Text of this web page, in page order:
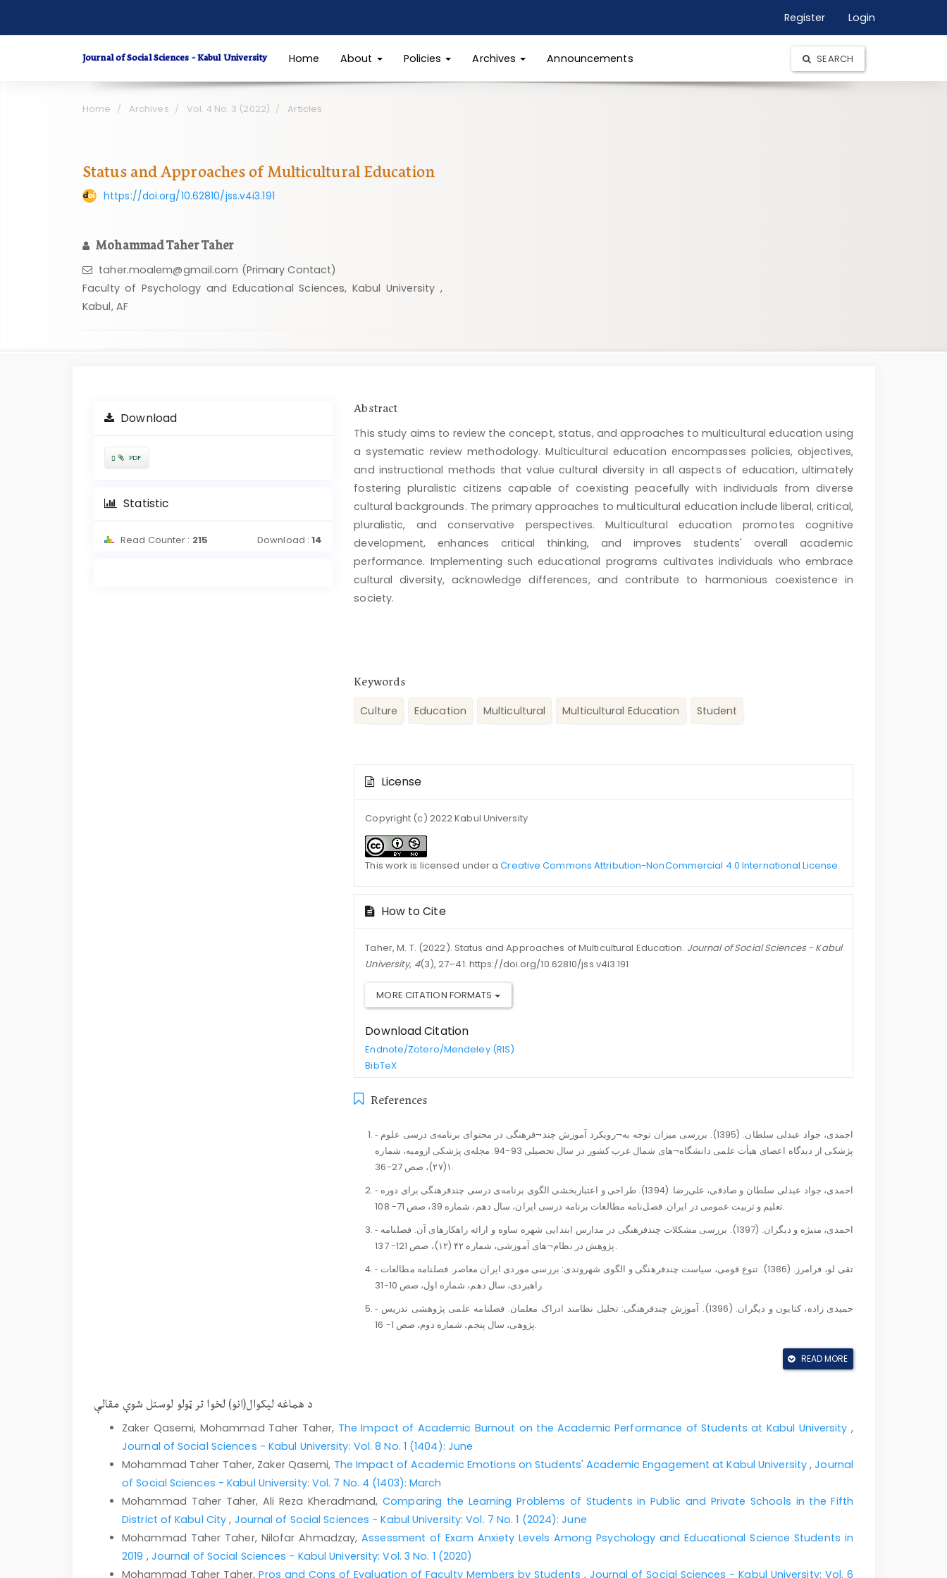
Register Login
Journal of Social Sciences - Kabul University Home About Policies Archives Announcements SEARCH
Home Archives Vol. 4 No. 3 (2022) Articles
Status and Approaches of Multicultural Education
https://doi.org/10.62810/jss.v4i3.191
Mohammad Taher Taher
taher.moalem@gmail.com (Primary Contact)
Faculty of Psychology and Educational Sciences, Kabul University ,
Kabul, AF
SidebarDownload
Requires
PDF
Statistic
Read Counter : 215 Download :14
Main
Article
Content
Abstract
This study aims to review the concept, status, and approaches to multicultural education using
a systematic review methodology. Multicultural education encompasses policies, objectives,
and instructional methods that value cultural diversity in all aspects of education, ultimately
fostering pluralistic citizens capable of coexisting peacefully with individuals from diverse
cultural backgrounds. The primary approaches to multicultural education include liberal, critical,
pluralistic, and conservative perspectives. Multicultural education promotes cognitive
development, enhances critical thinking, and improves students' overall academic
performance. Implementing such educational programs cultivates individuals who embrace
cultural diversity, acknowledge differences, and contribute to harmonious coexistence in
society.
Keywords
Culture Education Multicultural Multicultural Education Student
Article
DetailsLicense
Copyright (c) 2022 Kabul University
This work is licensed under aCreative Commons Attribution-NonCommercial 4.0 International License.
How to Cite
Taher, M. T. (2022). Status and Approaches of Multicultural Education. Journal of Social Sciences - Kabul
University, 4(3), 27–41. https://doi.org/10.62810/jss.v4i3.191
MORE CITATION FORMATS
Download Citation
Endnote/Zotero/Mendeley (RIS)
BibTeX
References
‐ احمدی، جواد عبدلی سلطان. (1395). بررسی میزان توجه به¬رویکرد آموزش چند¬فرهنگی در محتوای برنامه‌ی درسی علوم
پژشکی از دیدگاه اعضای هیأت علمی دانشگاه¬های شمال غرب کشور در سال تحصیلی 93-94. مجله‌ی پژشکی ارومیه، شماره
۱(۲۷)، صص 27-36.
‐ احمدی، جواد عبدلی سلطان و صادقی، علی‌رضا. (1394). طراحی و اعتباربخشی الگوی برنامه‌ی درسی چندفرهنگی برای دوره
تعلیم و تربیت عمومی در ایران. فصل‌نامه مطالعات برنامه درسی ایران، سال دهم، شماره 39، صص 71- 108.
‐ احمدی، منیژه و دیگران. (1397). بررسی مشکلات چندفرهنگی در مدارس ابتدایی شهره ساوه و ارائه راهکارهای آن. فصلنامه
پژوهش در نظام¬های آموزشی، شماره ۴۲ (۱۲)، صص 121- 137.
‐ تقی لو، فرامرز. (1386). تنوع قومی، سیاست چندفرهنگی و الگوی شهروندی: بررسی موردی ایران معاصر. فصلنامه مطالعات
راهبردی، سال دهم، شماره اول، صص 10-31.
‐ حمیدی زاده، کتایون و دیگران. (1396). آموزش چندفرهنگی: تحلیل نظامند ادراک معلمان. فصلنامه علمی پژوهشی تدریس
پژوهی، سال پنجم، شماره دوم، صص 1- 16.
و معلمان دوره راهنمایی و متوسطه. مجله نوآووری مدیریت آموزشی، سال سیزدهم، شماره سوم صص 75-93.
‐ رحمانی، عذرا و دیگران. (1395). اعتبارسنجی مؤلفه¬های آموزش چندفرهنگی برای طرح در برنامه درسی دوره¬ی ابتدایی.
‐ رشیدپور و دیگران. (1393). اقتصاد فرهنگ و جهانی شدن (مفاهیم و نظریه¬ها). چاپ اول، تهران: انتشارات مرکز ملی جهانی
شدن.
‐ عراقیه، علی رضا و دیگران. (1390). توسعه سرمایه‌ی انسانی در آموزش ¬عالی از طریق احترام به¬تنوع فرهنگی دانشجویان.
‐ عراقیه، علی رضا و فتحی واجارگاه، کورش. (1391). جایگاه چندفرهنگی در آموزش مدرسه¬یی و آموزش¬عالی. مجله‌ی راهبرد
READ MORE
د هماغه لیکوال(انو) لخوا تر ټولو لوستل شوې مقالې
Zaker Qasemi, Mohammad Taher Taher, The Impact of Academic Burnout on the Academic Performance of Students at Kabul University ,
Journal of Social Sciences - Kabul University: Vol. 8 No. 1 (1404): June
Mohammad Taher Taher, Zaker Qasemi, The Impact of Academic Emotions on Students' Academic Engagement at Kabul University,Journal
of Social Sciences - Kabul University: Vol. 7 No. 4 (1403): March
Mohammad Taher Taher, Ali Reza Kheradmand,Comparing the Learning Problems of Students in Public and Private Schools in the Fifth
District of Kabul City, Journal of Social Sciences - Kabul University: Vol. 7 No. 1 (2024): June
Mohammad Taher Taher, Nilofar Ahmadzay,Assessment of Exam Anxiety Levels Among Psychology and Educational Science Students in
2019 , Journal of Social Sciences - Kabul University: Vol. 3 No. 1 (2020)
Mohammad Taher Taher,Pros and Cons of Evaluation of Faculty Members by Students , Journal of Social Sciences - Kabul University: Vol. 6